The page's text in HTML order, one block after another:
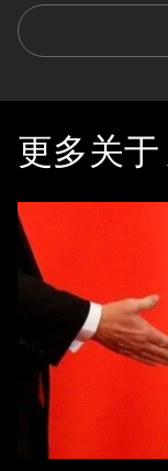
更多关于